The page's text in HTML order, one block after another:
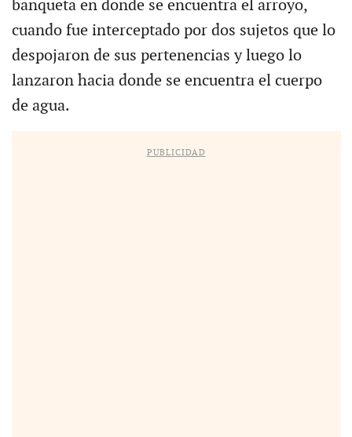
banqueta en donde se encuentra el arroyo,
cuando fue interceptado por dos sujetos que lo
despojaron de sus pertenencias y luego lo
lanzaron hacia donde se encuentra el cuerpo
de agua.
PUBLICIDAD